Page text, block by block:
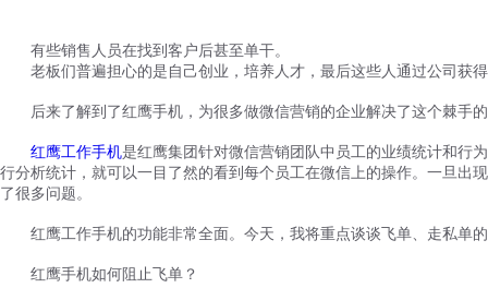
有些销售人员在找到客户后甚至单干。
老板们普遍担心的是自己创业，培养人才，最后这些人通过公司获
后来了解到了红鹰手机，为很多做微信营销的企业解决了这个棘手
红鹰工作手机是红鹰集团针对微信营销团队中员工的业绩统计和行
行分析统计，就可以一目了然的看到每个员工在微信上的操作。一旦出
了很多问题。
红鹰工作手机的功能非常全面。今天，我将重点谈谈 飞单、走私单
红鹰手机如何阻止飞单？